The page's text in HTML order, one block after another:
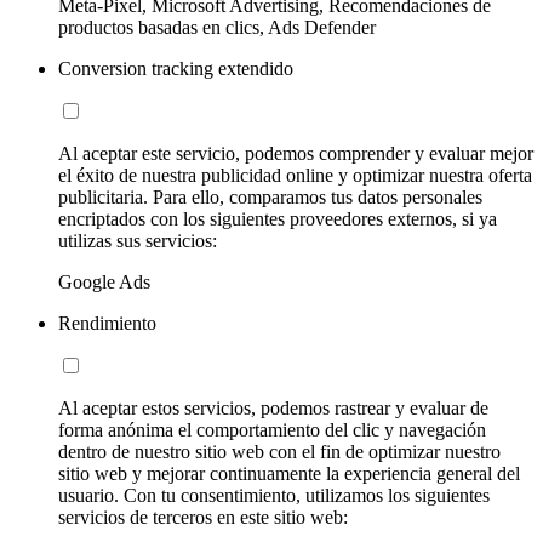
Meta-Pixel, Microsoft Advertising, Recomendaciones de
productos basadas en clics, Ads Defender
Conversion tracking extendido
Al aceptar este servicio, podemos comprender y evaluar mejor
el éxito de nuestra publicidad online y optimizar nuestra oferta
publicitaria. Para ello, comparamos tus datos personales
encriptados con los siguientes proveedores externos, si ya
utilizas sus servicios:
Google Ads
Rendimiento
Al aceptar estos servicios, podemos rastrear y evaluar de
forma anónima el comportamiento del clic y navegación
dentro de nuestro sitio web con el fin de optimizar nuestro
sitio web y mejorar continuamente la experiencia general del
usuario. Con tu consentimiento, utilizamos los siguientes
servicios de terceros en este sitio web: